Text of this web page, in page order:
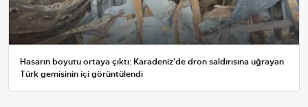
Hasarın boyutu ortaya çıktı: Karadeniz'de dron saldırısına uğrayan
Türk gemisinin içi görüntülendi